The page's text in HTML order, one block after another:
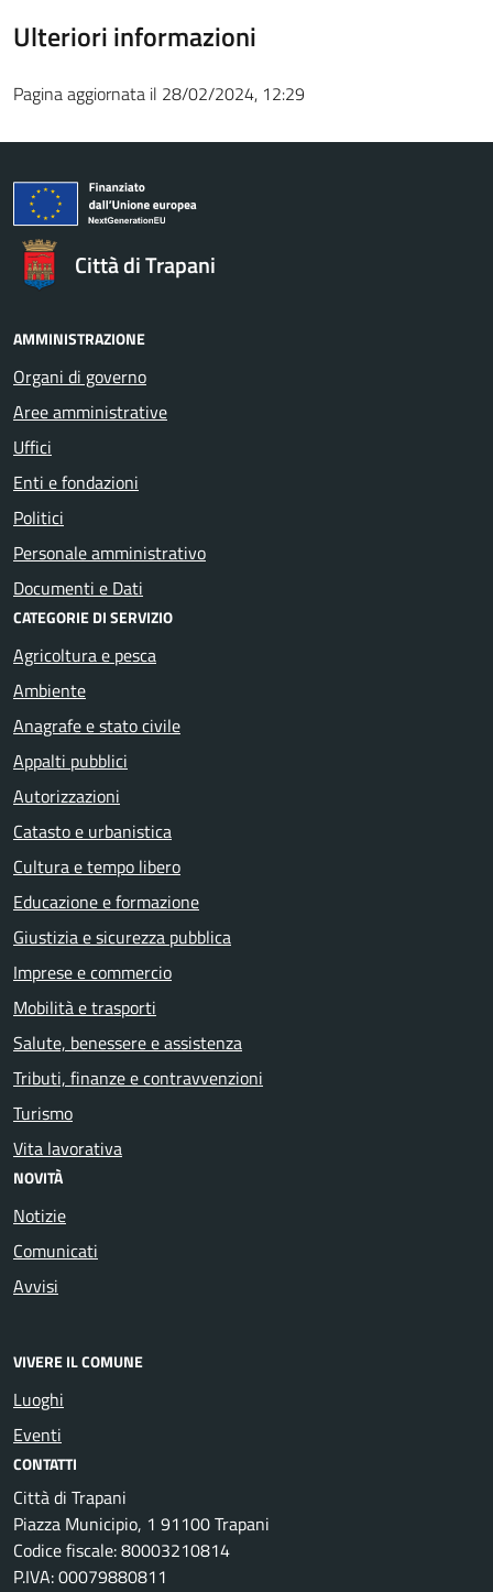
Ulteriori informazioni
Pagina aggiornata il 28/02/2024, 12:29
Città di Trapani
AMMINISTRAZIONE
Organi di governo
Aree amministrative
Uffici
Enti e fondazioni
Politici
Personale amministrativo
Documenti e Dati
CATEGORIE DI SERVIZIO
Agricoltura e pesca
Ambiente
Anagrafe e stato civile
Appalti pubblici
Autorizzazioni
Catasto e urbanistica
Cultura e tempo libero
Educazione e formazione
Giustizia e sicurezza pubblica
Imprese e commercio
Mobilità e trasporti
Salute, benessere e assistenza
Tributi, finanze e contravvenzioni
Turismo
Vita lavorativa
NOVITÀ
Notizie
Comunicati
Avvisi
VIVERE IL COMUNE
Luoghi
Eventi
CONTATTI
Città di Trapani
Piazza Municipio, 1 91100 Trapani
Codice fiscale: 80003210814
P.IVA: 00079880811